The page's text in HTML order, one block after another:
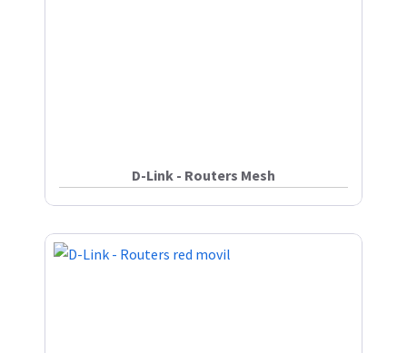
D-Link - Routers Mesh